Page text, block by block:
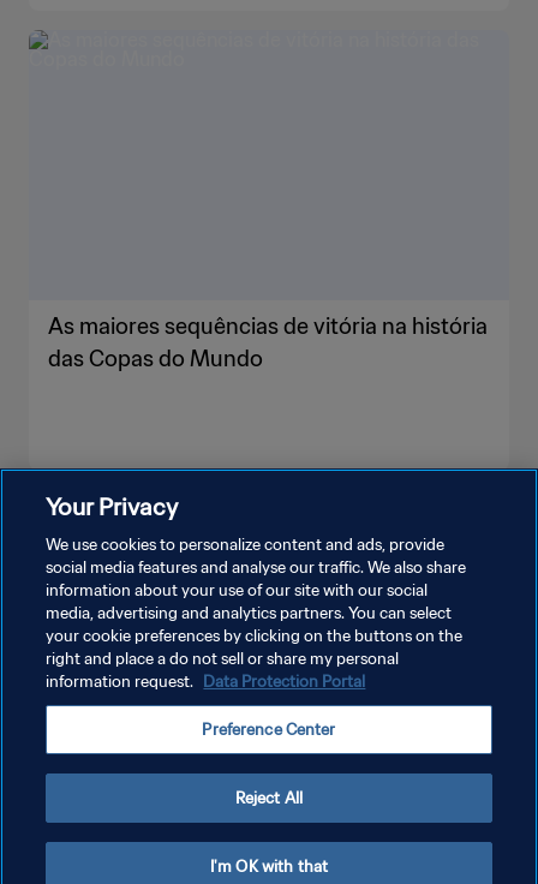
As maiores sequências de vitória na história
das Copas do Mundo
POLÍTICA DE PRIVACIDADE
ADMINISTRAR AS PREFERÊNCIAS DE COOKIES
Copyright © 1994-2026 FIFA. Todos os direitos reservados.
Your Privacy
We use cookies to personalize content and ads, provide
social media features and analyse our traffic. We also share
information about your use of our site with our social
media, advertising and analytics partners. You can select
your cookie preferences by clicking on the buttons on the
right and place a do not sell or share my personal
information request. Data Protection Portal
Preference Center
Reject All
I'm OK with that